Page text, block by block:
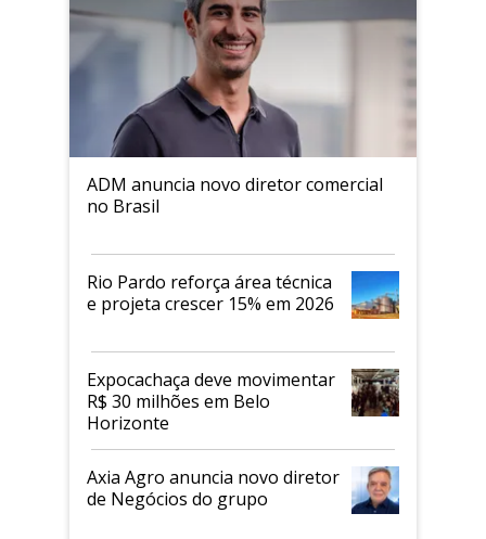
ADM anuncia novo diretor comercial
no Brasil
Rio Pardo reforça área técnica
e projeta crescer 15% em 2026
Expocachaça deve movimentar
R$ 30 milhões em Belo
Horizonte
Axia Agro anuncia novo diretor
de Negócios do grupo